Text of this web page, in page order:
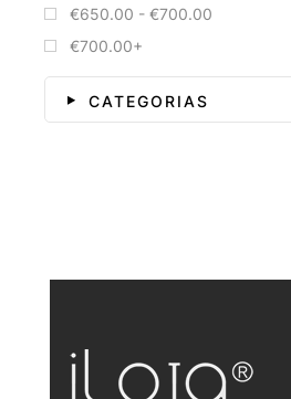
€650.00 - €700.00
€700.00+
CATEGORIAS